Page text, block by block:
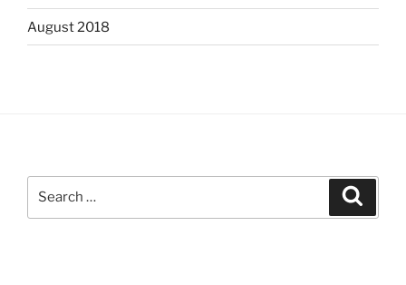
August 2018